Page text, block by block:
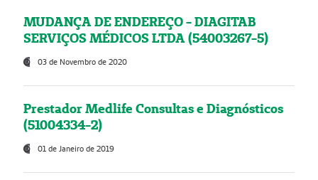
MUDANÇA DE ENDEREÇO - DIAGITAB
SERVIÇOS MÉDICOS LTDA (54003267-5)
03 de Novembro de 2020
Prestador Medlife Consultas e Diagnósticos
(51004334-2)
01 de Janeiro de 2019